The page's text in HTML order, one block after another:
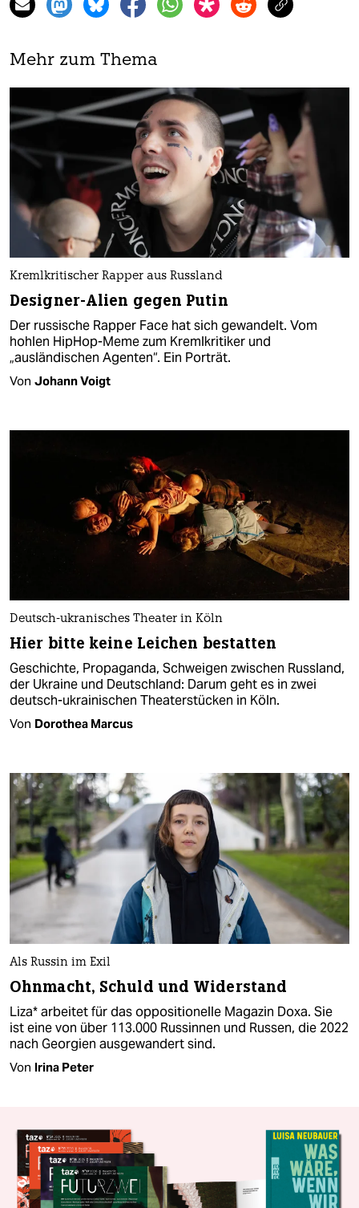
Mehr zum Thema
Kremlkritischer Rapper aus Russland
Designer-Alien gegen Putin
Der russische Rapper Face hat sich gewandelt. Vom
hohlen HipHop-Meme zum Kremlkritiker und
„ausländischen Agenten“. Ein Porträt.
Von Johann Voigt
Deutsch-ukranisches Theater in Köln
Hier bitte keine Leichen bestatten
Geschichte, Propaganda, Schweigen zwischen Russland,
der Ukraine und Deutschland: Darum geht es in zwei
deutsch-ukrainischen Theaterstücken in Köln.
Von Dorothea Marcus
Als Russin im Exil
Ohnmacht, Schuld und Widerstand
Liza* arbeitet für das oppositionelle Magazin Doxa. Sie
ist eine von über 113.000 Russinnen und Russen, die 2022
nach Georgien ausgewandert sind.
Von Irina Peter